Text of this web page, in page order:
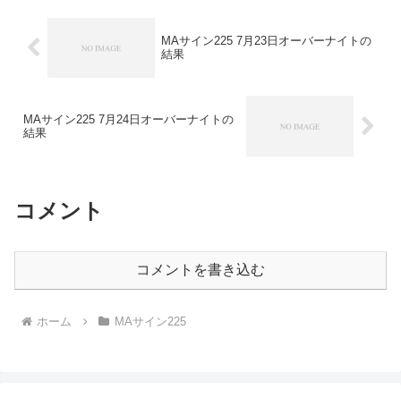
MAサイン225 7月23日オーバーナイトの
結果
MAサイン225 7月24日オーバーナイトの
結果
コメント
コメントを書き込む
ホーム MAサイン225